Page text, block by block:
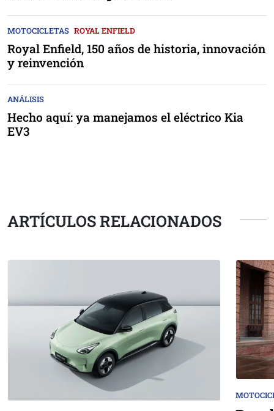
MOTOCICLETAS ROYAL ENFIELD
Royal Enfield, 150 años de historia, innovación
y reinvención
ANÁLISIS
Hecho aquí: ya manejamos el eléctrico Kia
EV3
ARTÍCULOS RELACIONADOS